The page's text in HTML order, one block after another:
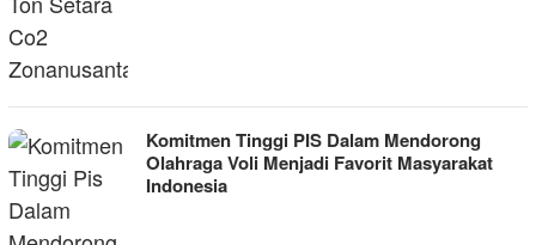
Komitmen Tinggi PIS Dalam Mendorong
Olahraga Voli Menjadi Favorit Masyarakat
Indonesia